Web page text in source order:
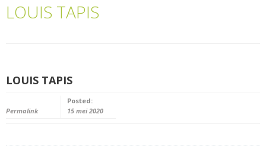
LOUIS TAPIS
LOUIS TAPIS
Permalink
Posted:
15 mei 2020